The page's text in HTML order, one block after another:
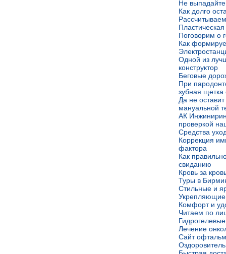
Не
Как долго
Поговорим о
Как
Одной из
конструктор
Беговые
При
зубная щетка
Да не
мануальной
АК
проверкой
Средства
Коррекция
фактора
Как
свиданию
Кровь за
Туры в
Стильные и
Укрепляющие
Комфорт и
Читаем по
Лечение
Сайт